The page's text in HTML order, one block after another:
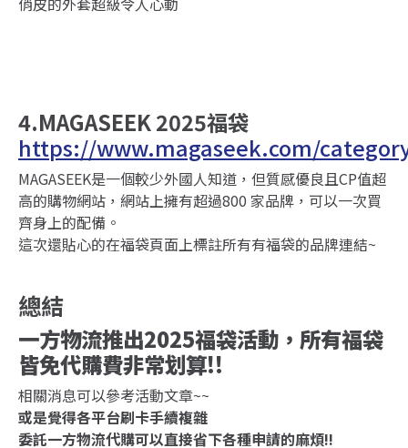
4.MAGASEEK 2025福袋
https://www.magaseek.com/
MAGASEEK是一個較少外國人知道，但質感優良且CP值超
高的購物網站，網站上擁有超過800 家品牌，可以一次買
齊身上的配備。
這次還貼心的在福袋頁面上標註所有有福袋的品牌連結~
總結
一方物流推出2025福袋活動，所有福袋
皆免代購費非常划算!!
相關消息可以參考活動文章~~
或是覺得各平台刷卡手續複雜
委託一方物流代購可以直接省下各種申請的麻煩!!